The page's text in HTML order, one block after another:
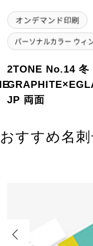
2TONE No.14 冬
JP 両面
おすすめ名
Previous